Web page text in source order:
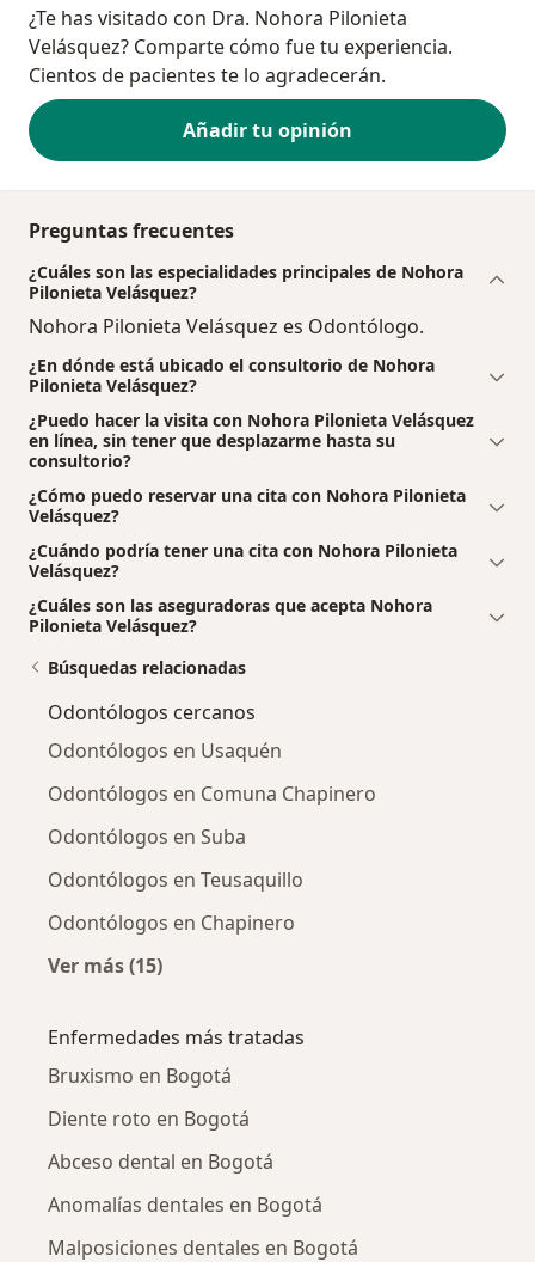
¿Te has visitado con Dra. Nohora Pilonieta
Velásquez? Comparte cómo fue tu experiencia.
Cientos de pacientes te lo agradecerán.
Añadir tu opinión
Preguntas frecuentes
¿Cuáles son las especialidades principales de Nohora
Pilonieta Velásquez?
Nohora Pilonieta Velásquez es Odontólogo.
¿En dónde está ubicado el consultorio de Nohora
Pilonieta Velásquez?
¿Puedo hacer la visita con Nohora Pilonieta Velásquez
en línea, sin tener que desplazarme hasta su
consultorio?
¿Cómo puedo reservar una cita con Nohora Pilonieta
Velásquez?
¿Cuándo podría tener una cita con Nohora Pilonieta
Velásquez?
¿Cuáles son las aseguradoras que acepta Nohora
Pilonieta Velásquez?
Búsquedas relacionadas
Odontólogos cercanos
Odontólogos en Usaquén
Odontólogos en Comuna Chapinero
Odontólogos en Suba
Odontólogos en Teusaquillo
Odontólogos en Chapinero
Ver más (15)
Enfermedades más tratadas
Bruxismo en Bogotá
Diente roto en Bogotá
Abceso dental en Bogotá
Anomalías dentales en Bogotá
Malposiciones dentales en Bogotá